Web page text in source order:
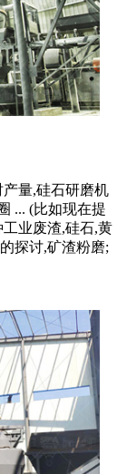
产量,硅石研磨机
... (比如现在提
业废渣,硅石,黄
探讨,矿渣粉磨;